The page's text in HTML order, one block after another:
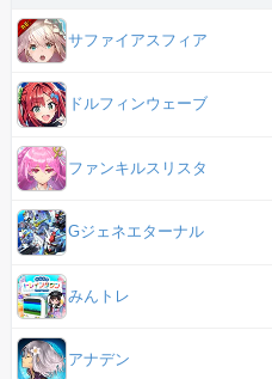
サファイアスフィア
ドルフィンウェーブ
ファンキルスリスタ
Gジェネエターナル
みんトレ
アナデン